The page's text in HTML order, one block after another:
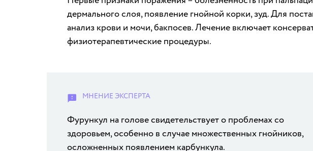
дермального слоя, появление гнойной корки, зуд. Для
анализ крови и мочи, бакпосев. Лечение включает
физиотерапевтические процедуры.
Фурункул на голове свидетельствует о проблемах со
здоровьем, особенно в случае множественных гнойников,
осложненных появлением карбункула.